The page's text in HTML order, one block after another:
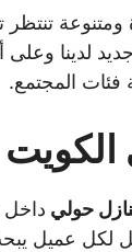
تنتظر
لدينا وعلى
فئات المجتمع.
الكويت
حولي داخل
لكل عميل